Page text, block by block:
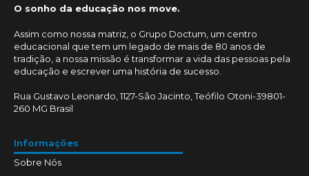
O sonho da educação nos move.
Assim como nossa matriz, o Grupo Doctum, um centro
educacional que tem um legado de mais de 80 anos de
tradição, a nossa missão é transformar a vida das pessoas pela
educação e escrever uma história de sucesso.
Rua Gustavo Leonardo, 1127-São Jacinto, Teófilo Otoni-39801-
260 MG Brasil
Informações
Sobre Nós